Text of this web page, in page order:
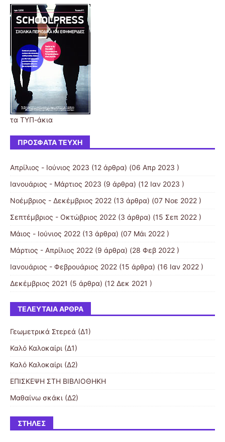
τα ΤΥΠ-άκια
ΠΡΌΣΦΑΤΑ ΤΕΎΧΗ
Απρίλιος - Ιούνιος 2023 (12 άρθρα) (06 Απρ 2023 )
Ιανουάριος - Μάρτιος 2023 (9 άρθρα) (12 Ιαν 2023 )
Νοέμβριος - Δεκέμβριος 2022 (13 άρθρα) (07 Νοε 2022 )
Σεπτέμβριος - Οκτώβριος 2022 (3 άρθρα) (15 Σεπ 2022 )
Μάιος - Ιούνιος 2022 (13 άρθρα) (07 Μάι 2022 )
Μάρτιος - Απρίλιος 2022 (9 άρθρα) (28 Φεβ 2022 )
Ιανουάριος - Φεβρουάριος 2022 (15 άρθρα) (16 Ιαν 2022 )
Δεκέμβριος 2021 (5 άρθρα) (12 Δεκ 2021 )
ΤΕΛΕΥΤΑΊΑ ΆΡΘΡΑ
Γεωμετρικά Στερεά (Δ1)
Καλό Καλοκαίρι (Δ1)
Καλό Καλοκαίρι (Δ2)
ΕΠΙΣΚΕΨΗ ΣΤΗ ΒΙΒΛΙΟΘΗΚΗ
Μαθαίνω σκάκι (Δ2)
ΣΤΉΛΕΣ